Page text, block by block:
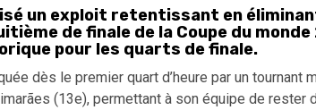
un exploit retentissant en
de finale de la Coupe du
pour les quarts de finale.
dès le premier quart d’heure par un tournant
(13e), permettant à son équipe de rester